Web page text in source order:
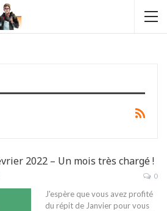
2022 – Un mois très chargé !
0
J'espère que vous avez profité
du répit de Janvier pour vous